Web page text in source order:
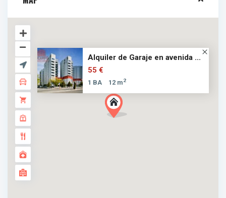
Alquiler de Garaje en avenida ...
55 €
1 BA 12 m2